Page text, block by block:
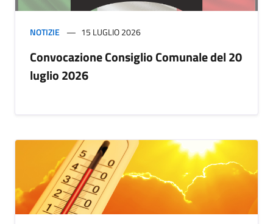
NOTIZIE 15 LUGLIO 2026
Convocazione Consiglio Comunale del 20
luglio 2026